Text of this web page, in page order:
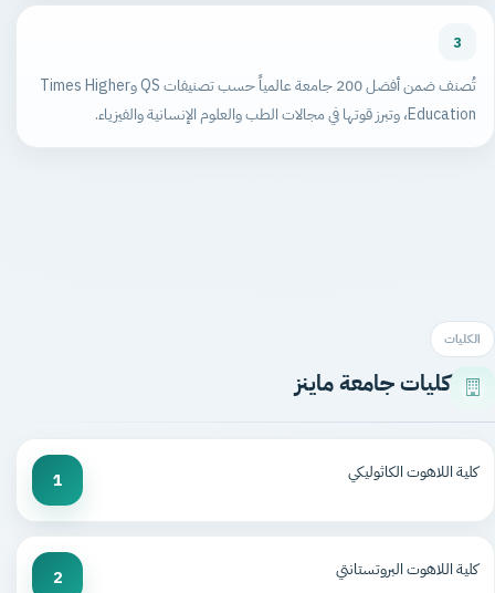
3
تُصنف ضمن أفضل 200 جامعة عالمياً حسب تصنيفات QS وTimes Higher
Education، وتبرز قوتها في مجالات الطب والعلوم الإنسانية والفيزياء.
الكليات
كليات جامعة ماينز
كلية اللاهوت الكاثوليكي 1
كلية اللاهوت البروتستانتي 2